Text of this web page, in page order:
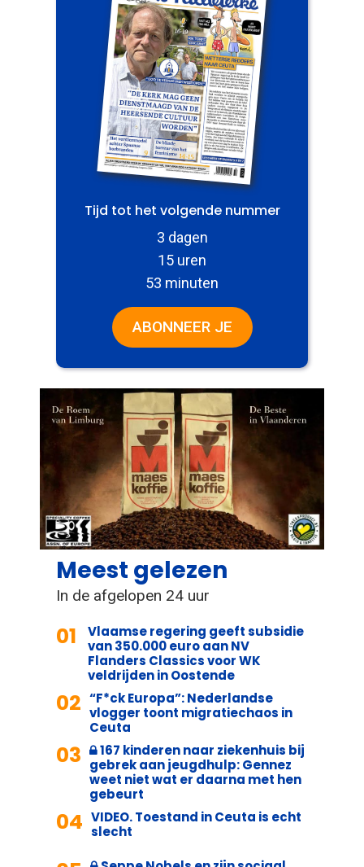
Tijd tot het volgende nummer
3 dagen
15 uren
53 minuten
ABONNEER JE
Meest gelezen
In de afgelopen 24 uur
01
Vlaamse regering geeft subsidie
van 350.000 euro aan NV
Flanders Classics voor WK
veldrijden in Oostende
02 “F*ck Europa”: Nederlandse
vlogger toont migratiechaos in
Ceuta
03
167 kinderen naar ziekenhuis bij
gebrek aan jeugdhulp: Gennez
weet niet wat er daarna met hen
gebeurt
04 VIDEO. Toestand in Ceuta is echt
slecht